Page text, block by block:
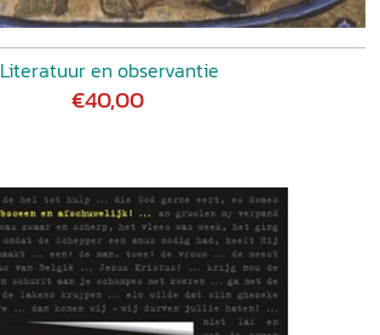
Literatuur en observantie
€40,00